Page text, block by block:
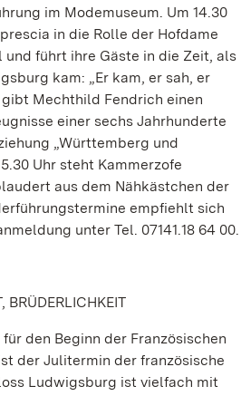
im Modemuseum. Um 14.30
in die Rolle der Hofdame
und führt ihre Gäste in die Zeit, als
kam: „Er kam, er sah, er
gibt Mechthild Fendrich einen
einer sechs Jahrhunderte
„Württemberg und
Uhr steht Kammerzofe
aus dem Nähkästchen der
empfiehlt sich
unter Tel. 07141.18 64 00.
BRÜDERLICHKEIT
für den Beginn der Französischen
der Julitermin der französische
Ludwigsburg ist vielfach mit